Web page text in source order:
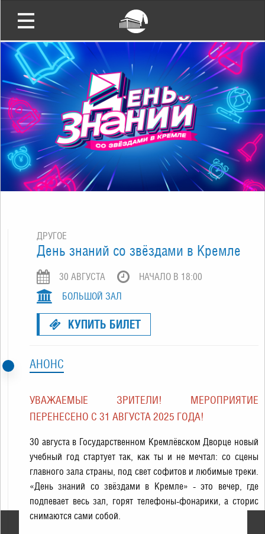
ДРУГОЕ
День знаний со звёздами в Кремле
30 АВГУСТА
НАЧАЛО В 18:00
БОЛЬШОЙ ЗАЛ
КУПИТЬ БИЛЕТ
АНОНС
УВАЖАЕМЫЕ ЗРИТЕЛИ! МЕРОПРИЯТИЕ
ПЕРЕНЕСЕНО С 31 АВГУСТА 2025 ГОДА!
30 августа в Государственном Кремлёвском Дворце новый
учебный год стартует так, как ты и не мечтал: со сцены
главного зала страны, под свет софитов и любимые треки.
«День знаний со звёздами в Кремле» - это вечер, где
подпевает весь зал, горят телефоны-фонарики, а сторис
снимаются сами собой.